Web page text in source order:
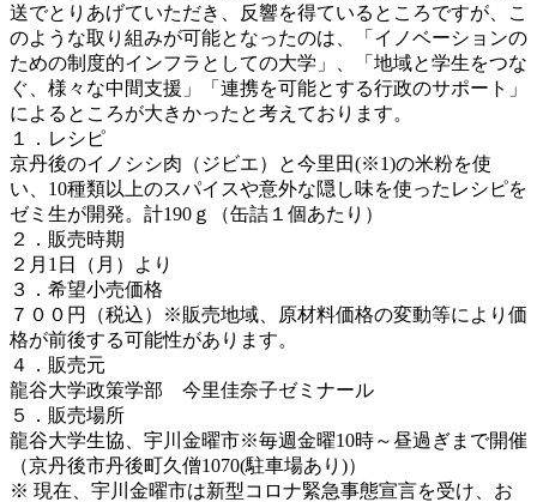
送でとりあげていただき、反響を得ているところですが、こ
のような取り組みが可能となったのは、「イノベーションの
ための制度的インフラとしての大学」、「地域と学生をつな
ぐ、様々な中間支援」「連携を可能とする行政のサポート」
によるところが大きかったと考えております。
１．レシピ
京丹後のイノシシ肉（ジビエ）と今里田(※1)の米粉を使
い、10種類以上のスパイスや意外な隠し味を使ったレシピを
ゼミ生が開発。計190ｇ（缶詰１個あたり）
２．販売時期
２月1日（月）より
３．希望小売価格
７００円（税込）※販売地域、原材料価格の変動等により価
格が前後する可能性があります。
４．販売元
龍谷大学政策学部 今里佳奈子ゼミナール
５．販売場所
龍谷大学生協、宇川金曜市※毎週金曜10時～昼過ぎまで開催
（京丹後市丹後町久僧1070(駐車場あり)）
※ 現在、宇川金曜市は新型コロナ緊急事態宣言を受け、お